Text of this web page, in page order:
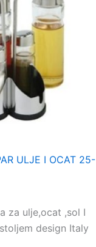
ULJE I OCAT 25-
za ulje,ocat ,sol I
design Italy